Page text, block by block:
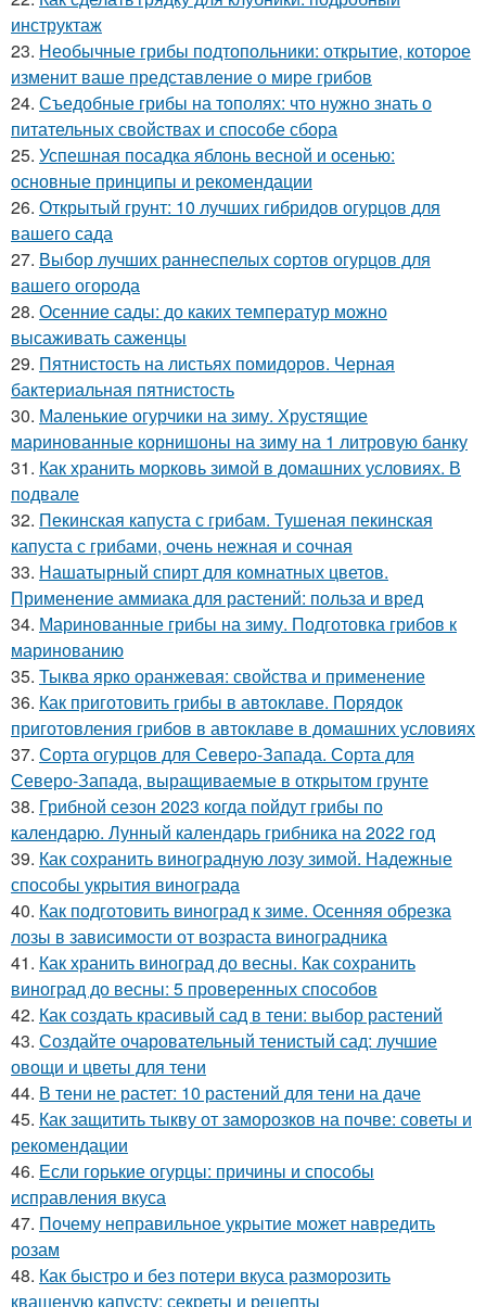
инструктаж
23. Необычные грибы подтопольники: открытие, которое
изменит ваше представление о мире грибов
24. Съедобные грибы на тополях: что нужно знать о
питательных свойствах и способе сбора
25. Успешная посадка яблонь весной и осенью:
основные принципы и рекомендации
26. Открытый грунт: 10 лучших гибридов огурцов для
вашего сада
27. Выбор лучших раннеспелых сортов огурцов для
вашего огорода
28. Осенние сады: до каких температур можно
высаживать саженцы
29. Пятнистость на листьях помидоров. Черная
бактериальная пятнистость
30. Маленькие огурчики на зиму. Хрустящие
маринованные корнишоны на зиму на 1 литровую банку
31. Как хранить морковь зимой в домашних условиях. В
подвале
32. Пекинская капуста с грибам. Тушеная пекинская
капуста с грибами, очень нежная и сочная
33. Нашатырный спирт для комнатных цветов.
Применение аммиака для растений: польза и вред
34. Маринованные грибы на зиму. Подготовка грибов к
маринованию
35. Тыква ярко оранжевая: свойства и применение
36. Как приготовить грибы в автоклаве. Порядок
приготовления грибов в автоклаве в домашних условиях
37. Сорта огурцов для Северо-Запада. Сорта для
Северо-Запада, выращиваемые в открытом грунте
38. Грибной сезон 2023 когда пойдут грибы по
календарю. Лунный календарь грибника на 2022 год
39. Как сохранить виноградную лозу зимой. Надежные
способы укрытия винограда
40. Как подготовить виноград к зиме. Осенняя обрезка
лозы в зависимости от возраста виноградника
41. Как хранить виноград до весны. Как сохранить
виноград до весны: 5 проверенных способов
42. Как создать красивый сад в тени: выбор растений
43. Создайте очаровательный тенистый сад: лучшие
овощи и цветы для тени
44. В тени не растет: 10 растений для тени на даче
45. Как защитить тыкву от заморозков на почве: советы и
рекомендации
46. Если горькие огурцы: причины и способы
исправления вкуса
47. Почему неправильное укрытие может навредить
розам
48. Как быстро и без потери вкуса разморозить
квашеную капусту: секреты и рецепты